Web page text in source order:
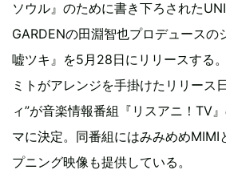
ソウル』のために書き下ろされた
GARDENの田淵智也プロデュースの
嘘ツキ』を5月28日にリリースする
ミトがアレンジを手掛けたリリース
ィ”が音楽情報番組『リスアニ！TV
マに決定。同番組にはみみめめMIMI
プニング映像も提供している。